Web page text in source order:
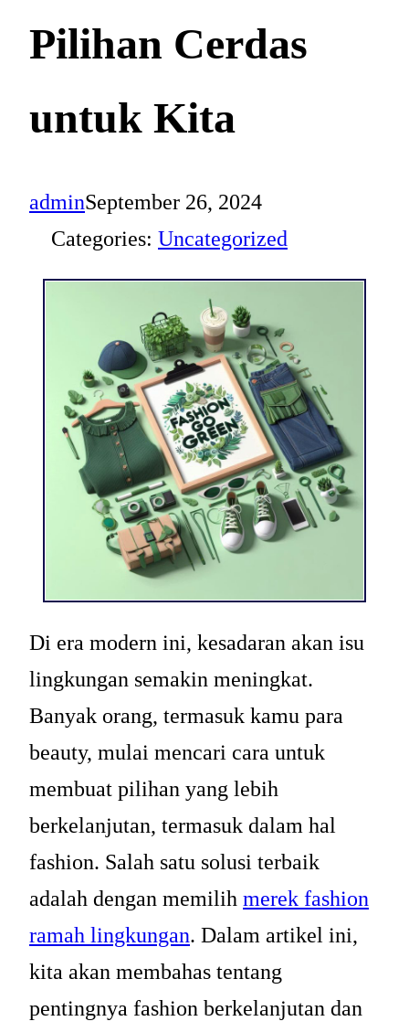
Pilihan Cerdas
untuk Kita
adminSeptember 26, 2024
Categories: Uncategorized
Di era modern ini, kesadaran akan isu
lingkungan semakin meningkat.
Banyak orang, termasuk kamu para
beauty, mulai mencari cara untuk
membuat pilihan yang lebih
berkelanjutan, termasuk dalam hal
fashion. Salah satu solusi terbaik
adalah dengan memilih merek fashion
ramah lingkungan. Dalam artikel ini,
kita akan membahas tentang
pentingnya fashion berkelanjutan dan